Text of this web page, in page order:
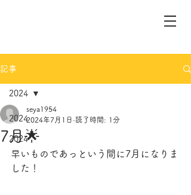
記事
2024
2024
2024
7月🌟
seya1954
2024年7月1日 読了時間: 1分
早いものであっという間に7月になりま
した！